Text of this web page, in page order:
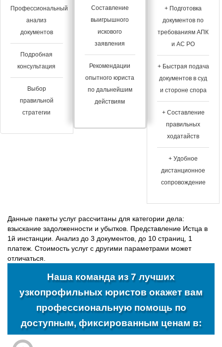
Профессиональный
анализ
документов
Подробная
консультация
Выбор
правильной
стратегии
Составление
выигрышного
искового
заявления
Рекомендации
опытного юриста
по дальнейшим
действиям
+ Подготовка
документов по
требованиям АПК
и АС РО
+ Быстрая подача
документов в суд
и стороне спора
+ Составление
правильных
ходатайств
+ Удобное
дистанционное
сопровождение
Данные пакеты услуг рассчитаны для категории дела:
взыскание задолженности и убытков. Представление Истца в
1й инстанции. Анализ до 3 документов, до 10 страниц, 1
платеж. Стоимость услуг с другими параметрами может
отличаться.
Наша команда из7 лучших
узкопрофильных юристов окажет вам
профессиональную помощь по
доступным, фиксированным ценамв: